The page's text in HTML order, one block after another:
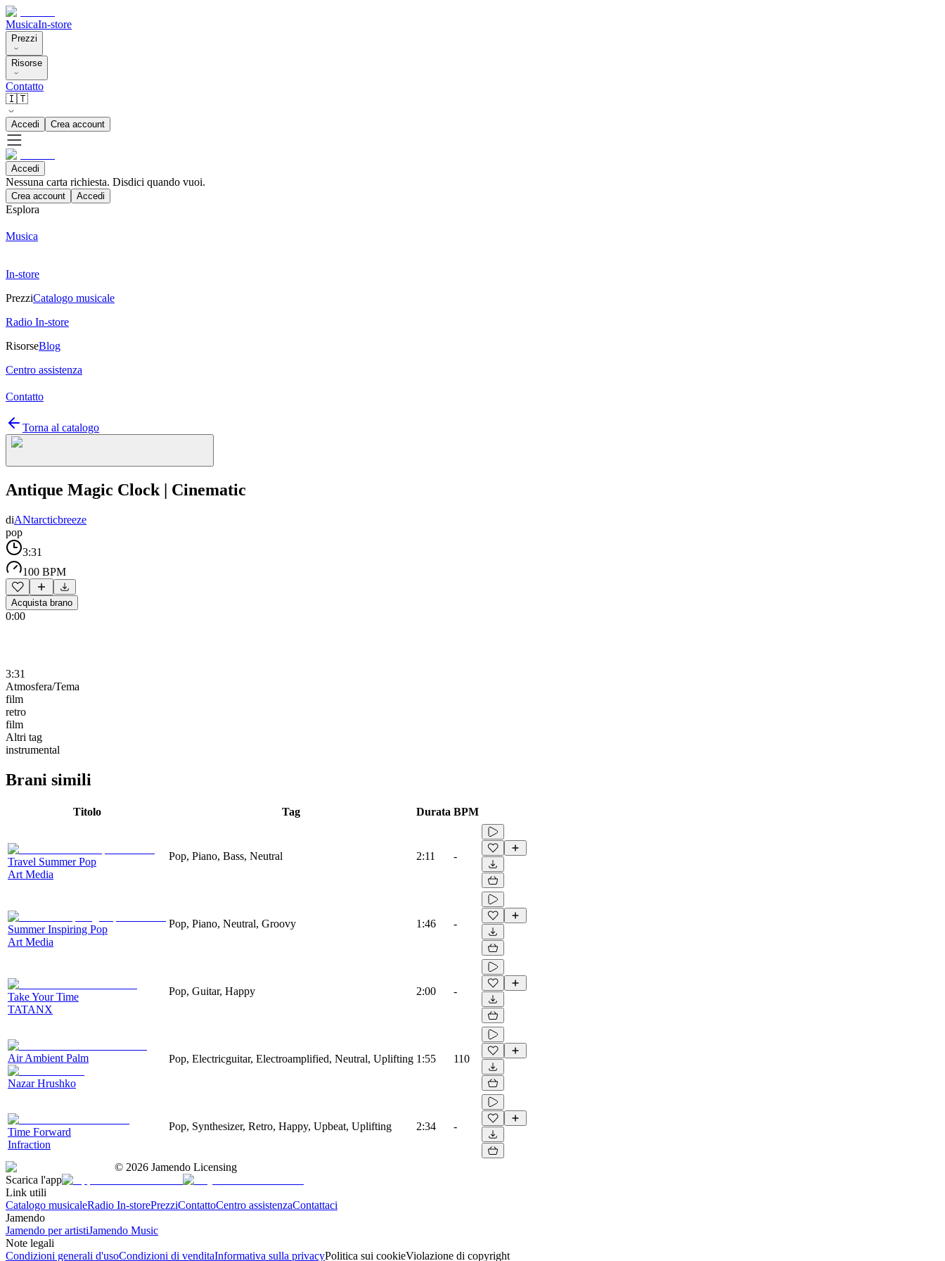
MusicaIn-store
Prezzi
Risorse
Contatto
🇮🇹
Accedi Crea account
Accedi
Nessuna carta richiesta. Disdici quando vuoi.
Crea account Accedi
Esplora
Musica
In-store
PrezziCatalogo musicale
Radio In-store
RisorseBlog
Centro assistenza
Contatto
Torna al catalogo
Antique Magic Clock | Cinematic
diANtarcticbreeze
pop
3:31
100 BPM
Acquista brano
0:00
3:31
Atmosfera/Tema
film
retro
film
Altri tag
instrumental
Brani simili
Titolo Tag Durata BPM
Travel Summer Pop
Art Media
Pop, Piano, Bass, Neutral 2:11 -
Summer Inspiring Pop
Art Media
Pop, Piano, Neutral, Groovy 1:46 -
Take Your Time
TATANX
Pop, Guitar, Happy 2:00 -
Air Ambient Palm
Nazar Hrushko
Pop, Electricguitar, Electroamplified, Neutral, Uplifting 1:55 110
Time Forward
Infraction
Pop, Synthesizer, Retro, Happy, Upbeat, Uplifting 2:34 -
© 2026 Jamendo Licensing
Scarica l'app
Link utili
Catalogo musicaleRadio In-storePrezziContattoCentro assistenzaContattaci
Jamendo
Jamendo per artistiJamendo Music
Note legali
Condizioni generali d'usoCondizioni di venditaInformativa sulla privacyPolitica sui cookieViolazione di copyright